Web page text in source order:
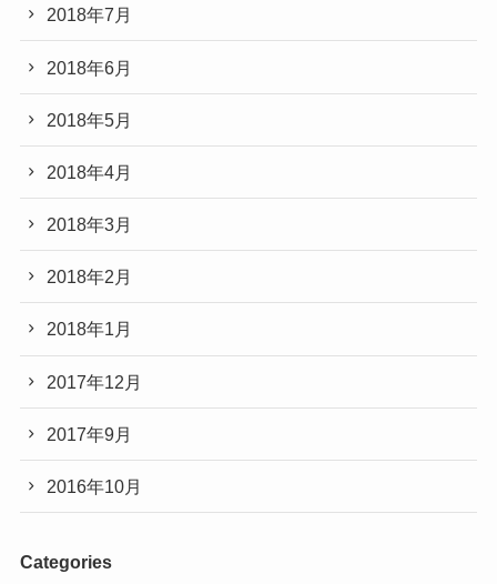
2018年7月
2018年6月
2018年5月
2018年4月
2018年3月
2018年2月
2018年1月
2017年12月
2017年9月
2016年10月
Categories